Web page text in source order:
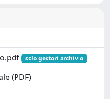
solo gestori archivio
(PDF)